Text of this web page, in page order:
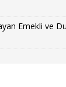
Emekli ve